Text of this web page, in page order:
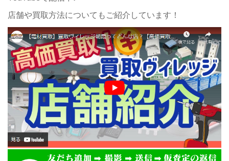
店舗や買取方法についてもご紹介しています！